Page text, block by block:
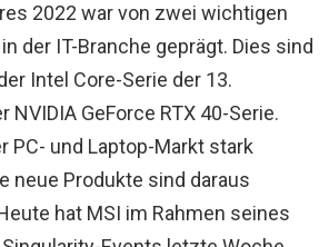
2022 war von zwei wichtigen
der IT-Branche geprägt. Dies sind
Intel Core-Serie der 13.
NVIDIA GeForce RTX 40-Serie.
PC- und Laptop-Markt stark
neue Produkte sind daraus
hat MSI im Rahmen seines